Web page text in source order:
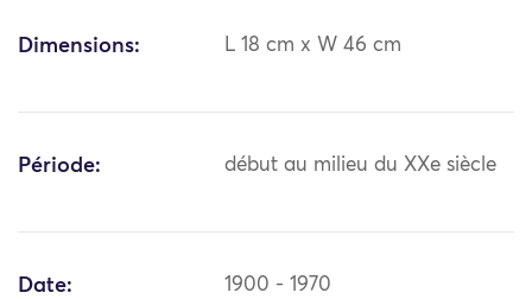
Dimensions: L 18 cm x W 46 cm
Période: début au milieu du XXe siècle
Date: 1900 - 1970